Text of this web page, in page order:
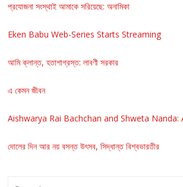
প্রযোজনা সংস্থাই আমাকে সরিয়েছে: অনামিকা
Eken Babu Web-Series Starts Streaming
আমি ক্লান্ত, হতাশাগ্রস্ত: লাবণী সরকার
এ কেমন জীবন
Aishwarya Rai Bachchan and Shweta Nanda:
দোলের দিন আর নয় বসন্ত উৎসব, সিদ্ধান্ত বিশ্বভারতীর